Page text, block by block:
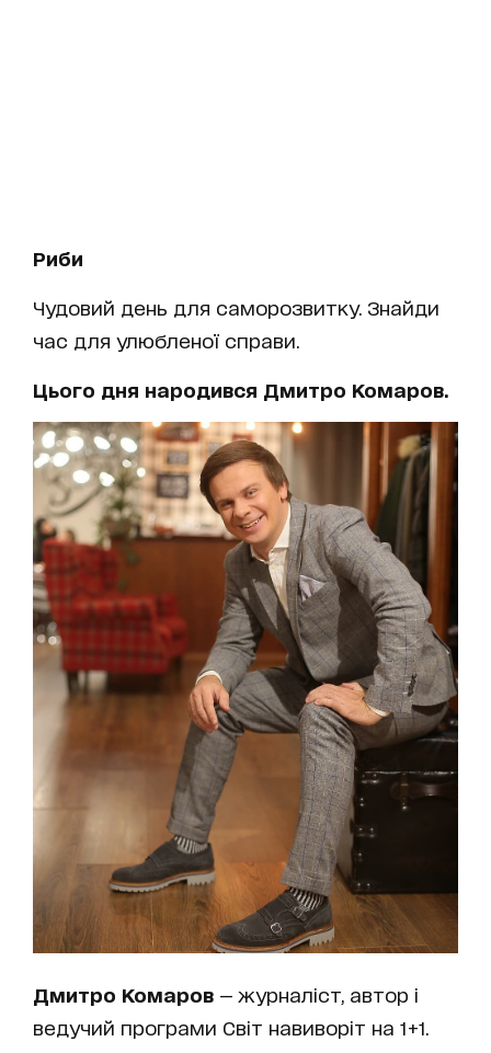
Риби
Чудовий день для саморозвитку. Знайди
час для улюбленої справи.
Цього дня народився Дмитро Комаров.
Дмитро Комаров — журналіст, автор і
ведучий програми Світ навиворіт на 1+1.